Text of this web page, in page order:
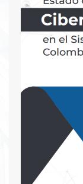
cerca de 500
para
Ello
pública
trabajando.
Descargar